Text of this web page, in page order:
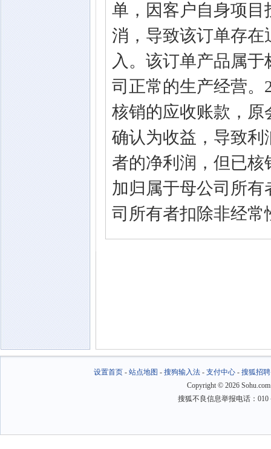
单，因客户自身项
消，导致该订单存
入。该订单产品属
司正常的生产经营。
核销的应收账款，
确认为收益，导致
者的净利润，但已
加归属于母公司所
司所有者扣除非经常
设置首页- 站点地图 - 搜狗输入法- 支付中心- 搜狐招聘
Copyright © 2026
搜狐不良信息举报电话：010